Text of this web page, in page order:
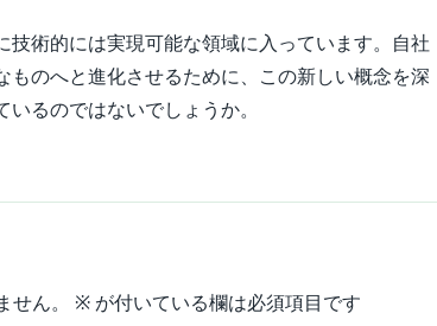
技術的には実現可能な領域に入っています。自社
のへと進化させるために、この新しい概念を深
るのではないでしょうか。
ん。 ※ が付いている欄は必須項目です